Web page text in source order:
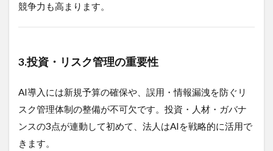
競争力も高まります。
3.投資・リスク管理の重要性
AI導入には新規予算の確保や、誤用・情報漏洩を防ぐリ
スク管理体制の整備が不可欠です。投資・人材・ガバナ
ンスの3点が連動して初めて、法人はAIを戦略的に活用で
きます。